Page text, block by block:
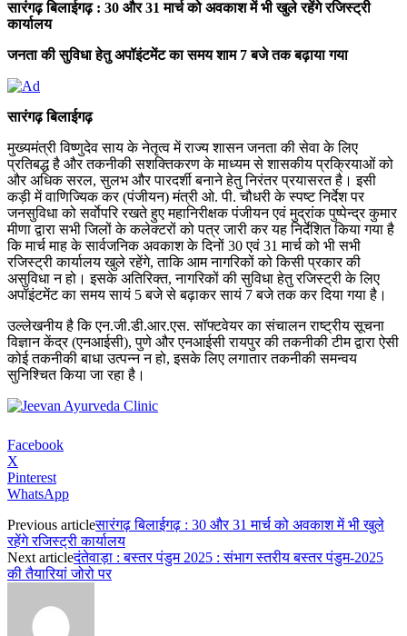
सारंगढ़ बिलाईगढ़ : 30 और 31 मार्च को अवकाश में भी खुले रहेंगे रजिस्ट्री
कार्यालय
जनता की सुविधा हेतु अपॉइंटमेंट का समय शाम 7 बजे तक बढ़ाया गया
सारंगढ़ बिलाईगढ़
मुख्यमंत्री विष्णुदेव साय के नेतृत्व में राज्य शासन जनता की सेवा के लिए
प्रतिबद्ध है और तकनीकी सशक्तिकरण के माध्यम से शासकीय प्रक्रियाओं को
और अधिक सरल, सुलभ और पारदर्शी बनाने हेतु निरंतर प्रयासरत है। इसी
कड़ी में वाणिज्यिक कर (पंजीयन) मंत्री ओ. पी. चौधरी के स्पष्ट निर्देश पर
जनसुविधा को सर्वाेपरि रखते हुए महानिरीक्षक पंजीयन एवं मुद्रांक पुष्पेन्द्र कुमार
मीणा द्वारा सभी जिलों के कलेक्टरों को पत्र जारी कर यह निर्देशित किया गया है
कि मार्च माह के सार्वजनिक अवकाश के दिनों 30 एवं 31 मार्च को भी सभी
रजिस्ट्री कार्यालय खुले रहेंगे, ताकि आम नागरिकों को किसी प्रकार की
असुविधा न हो। इसके अतिरिक्त, नागरिकों की सुविधा हेतु रजिस्ट्री के लिए
अपॉइंटमेंट का समय सायं 5 बजे से बढ़ाकर सायं 7 बजे तक कर दिया गया है।
उल्लेखनीय है कि एन.जी.डी.आर.एस. सॉफ्टवेयर का संचालन राष्ट्रीय सूचना
विज्ञान केंद्र (एनआईसी), पुणे और एनआईसी रायपुर की तकनीकी टीम द्वारा ऐसी
कोई तकनीकी बाधा उत्पन्न न हो, इसके लिए लगातार तकनीकी समन्वय
सुनिश्चित किया जा रहा है।
Facebook
X
Pinterest
WhatsApp
Previous articleसारंगढ़ बिलाईगढ़ : 30 और 31 मार्च को अवकाश में भी खुले
रहेंगे रजिस्ट्री कार्यालय
Next articleदंतेवाड़ा : बस्तर पंडुम 2025 : संभाग स्तरीय बस्तर पंडुम-2025
की तैयारियां जोरो पर